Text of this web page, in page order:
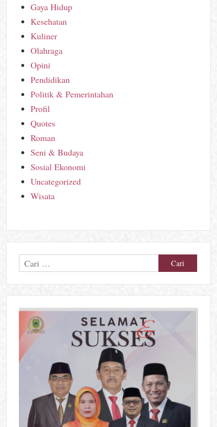
Gaya Hidup
Kesehatan
Kuliner
Olahraga
Opini
Pendidikan
Politik & Pemerintahan
Profil
Quotes
Roman
Seni & Budaya
Sosial Ekonomi
Uncategorized
Wisata
Cari
untuk: